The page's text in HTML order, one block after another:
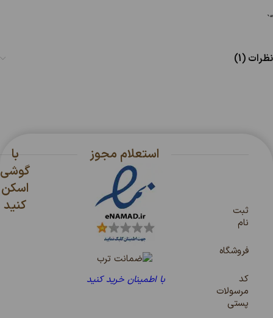
“`
نظرات (1)
ثبت
نام
فروشگاه
کد
مرسولات
پستی
استعلام مجوز
با اطمینان خرید کنید
با
گوشی
اسکن
کنید